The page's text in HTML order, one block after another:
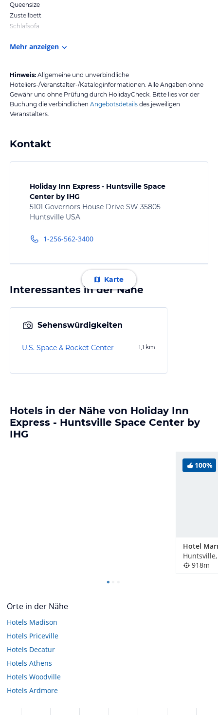
Queensize
Zustellbett
Schlafsofa
Mehr anzeigen
Hinweis: Allgemeine und unverbindliche
Hoteliers-/Veranstalter-/Kataloginformationen. Alle Angaben ohne
Gewähr und ohne Prüfung durch HolidayCheck. Bitte lies vor der
Buchung die verbindlichen Angebotsdetails des jeweiligen
Veranstalters.
Kontakt
Holiday Inn Express - Huntsville Space
Center by IHG
5101 Governors House Drive SW 35805
Huntsville USA
1-256-562-3400
Karte
Interessantes in der Nähe
Sehenswürdigkeiten
U.S. Space & Rocket Center 1,1 km
Hotels in der Nähe von Holiday Inn
Express - Huntsville Space Center by
IHG
100%
Huntsville,
918m
Orte in der Nähe
Hotels Madison
Hotels Priceville
Hotels Decatur
Hotels Athens
Hotels Woodville
Hotels Ardmore